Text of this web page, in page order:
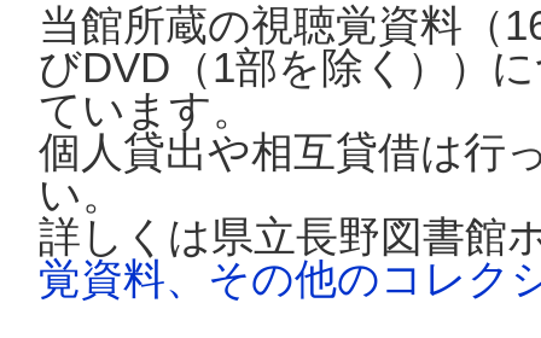
当館所蔵の視聴覚資料（
びDVD（1部を除く））
ています。
個人貸出や相互貸借は行
い。
詳しくは県立長野図書館
覚資料、その他のコレク